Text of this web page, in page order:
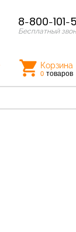
8-800-101-
Бесплатный
Корзина
0 товаров